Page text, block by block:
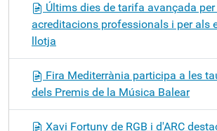
Últims dies de tarifa avançada per
acreditacions professionals i per als
llotja
Fira Mediterrània participa a les
dels Premis de la Música Balear
Xavi Fortuny de RGB i d'ARC